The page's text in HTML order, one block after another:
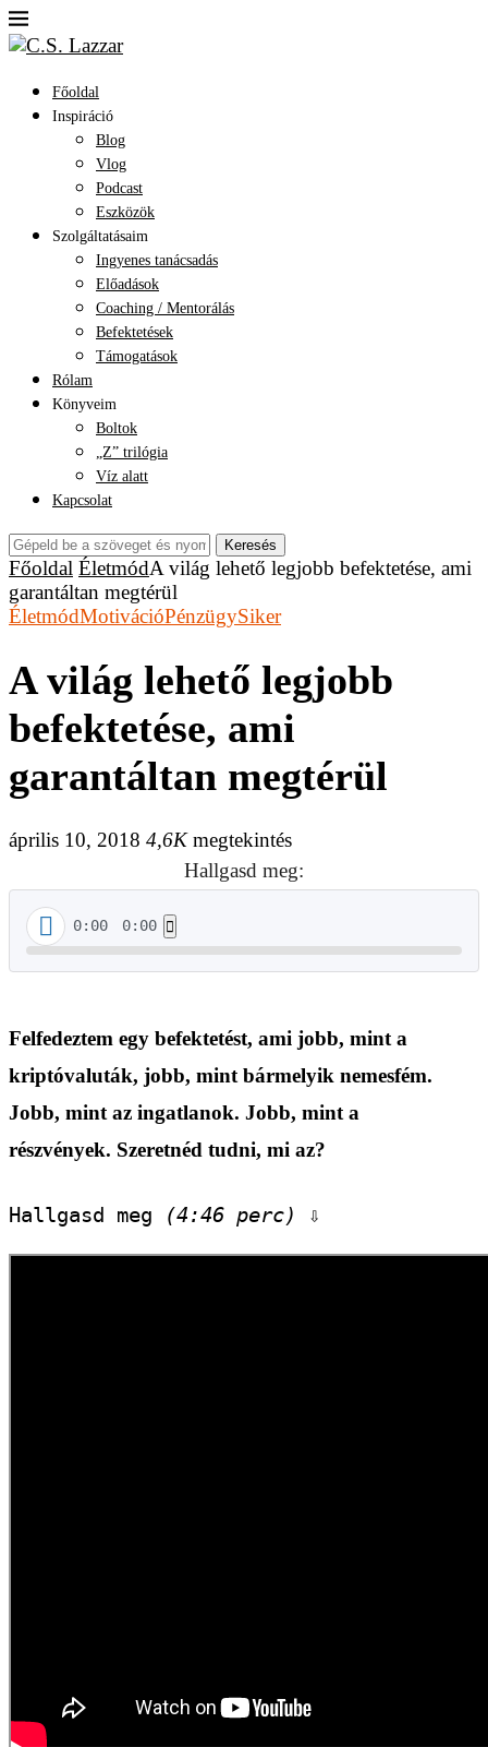
Főoldal
Inspiráció
Blog
Vlog
Podcast
Eszközök
Szolgáltatásaim
Ingyenes tanácsadás
Előadások
Coaching / Mentorálás
Befektetések
Támogatások
Rólam
Könyveim
Boltok
„Z” trilógia
Víz alatt
Kapcsolat
Keresés
Főoldal ÉletmódA világ lehető legjobb befektetése, ami
garantáltan megtérül
ÉletmódMotivációPénzügySiker
A világ lehető legjobb
befektetése, ami
garantáltan megtérül
április 10, 2018 4,6Kmegtekintés
Hallgasd meg:
0:00 0:00
Felfedeztem egy befektetést, ami jobb, mint a
kriptóvaluták, jobb, mint bármelyik nemesfém.
Jobb, mint az ingatlanok. Jobb, mint a
részvények. Szeretnéd tudni, mi az?
Hallgasd meg (4:46 perc) ⇩